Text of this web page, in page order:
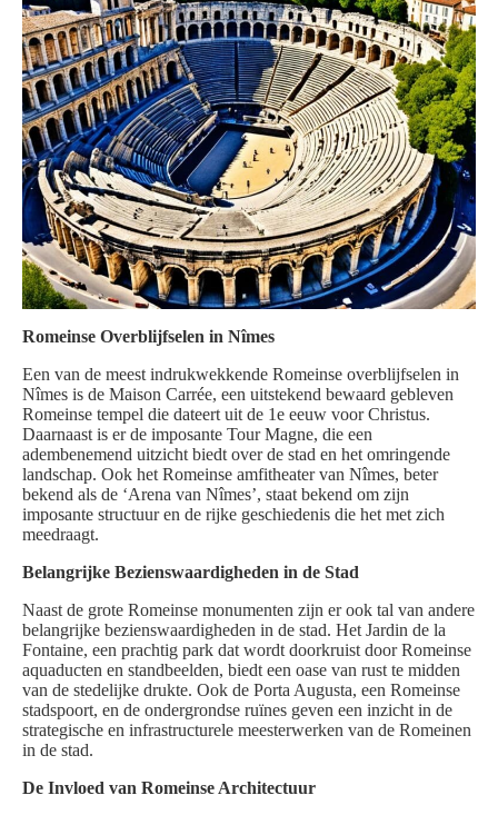
Romeinse Overblijfselen in Nîmes
Een van de meest indrukwekkende Romeinse overblijfselen in
Nîmes is de Maison Carrée, een uitstekend bewaard gebleven
Romeinse tempel die dateert uit de 1e eeuw voor Christus.
Daarnaast is er de imposante Tour Magne, die een
adembenemend uitzicht biedt over de stad en het omringende
landschap. Ook het Romeinse amfitheater van Nîmes, beter
bekend als de ‘Arena van Nîmes’, staat bekend om zijn
imposante structuur en de rijke geschiedenis die het met zich
meedraagt.
Belangrijke Bezienswaardigheden in de Stad
Naast de grote Romeinse monumenten zijn er ook tal van andere
belangrijke bezienswaardigheden in de stad. Het Jardin de la
Fontaine, een prachtig park dat wordt doorkruist door Romeinse
aquaducten en standbeelden, biedt een oase van rust te midden
van de stedelijke drukte. Ook de Porta Augusta, een Romeinse
stadspoort, en de ondergrondse ruïnes geven een inzicht in de
strategische en infrastructurele meesterwerken van de Romeinen
in de stad.
De Invloed van Romeinse Architectuur